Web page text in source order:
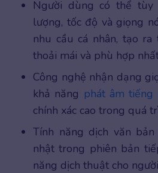
Người dùng có thể tùy
lượng, tốc độ và giọng
nhu cầu cá nhân, tạo
thoải mái và phù hợp
Công nghệ nhận dạng
khả năng phát âm tiếng
chính xác cao trong quá
Tính năng dịch văn
nhật trong phiên bản
năng dịch thuật cho